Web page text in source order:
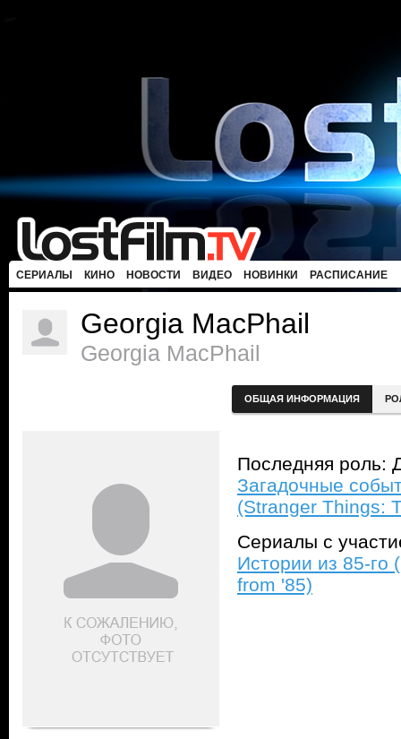
СЕРИАЛЫ КИНО НОВОСТИ ВИДЕО НОВИНКИ РАСПИСАНИЕ
Georgia MacPhail
Georgia MacPhail
ОБЩАЯ ИНФОРМАЦИЯ
Последняя роль:
Загадочные
(Stranger Things:
Сериалы с
Истории из 85-го
from '85)